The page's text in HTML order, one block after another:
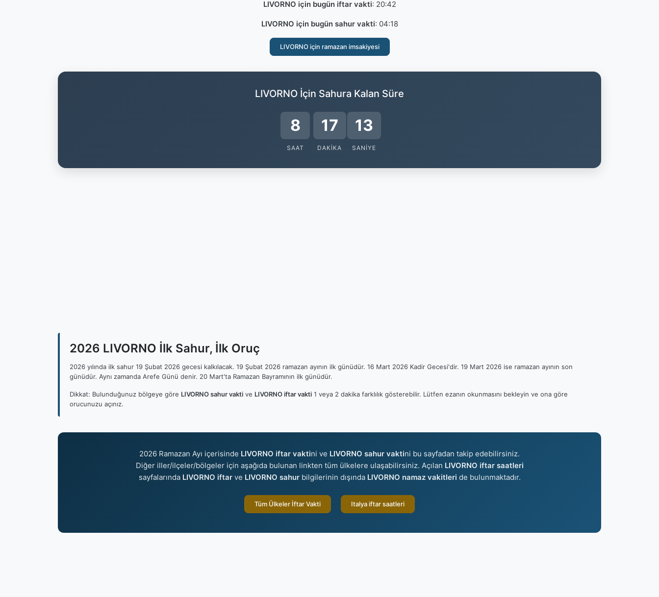
LIVORNO için bugün iftar vakti: 20:42
LIVORNO için bugün sahur vakti: 04:18
LIVORNO için ramazan imsakiyesi
LIVORNO İçin Sahura Kalan Süre
8
SAAT
17
DAKIKA
13
SANIYE
2026 LIVORNO İlk Sahur, İlk Oruç
2026 yılında ilk sahur 19 Şubat 2026 gecesi kalkılacak. 19 Şubat 2026 ramazan ayının ilk günüdür. 16 Mart 2026 Kadir Gecesi'dir. 19 Mart 2026 ise ramazan ayının son
günüdür. Aynı zamanda Arefe Günü denir. 20 Mart'ta Ramazan Bayramının ilk günüdür.
Dikkat: Bulunduğunuz bölgeye göre LIVORNO sahur vakti ve LIVORNO iftar vakti 1 veya 2 dakika farklılık gösterebilir. Lütfen ezanın okunmasını bekleyin ve ona göre
orucunuzu açınız.
2026 Ramazan Ayı içerisinde LIVORNO iftar vaktini ve LIVORNO sahur vaktini bu sayfadan takip edebilirsiniz.
Diğer iller/ilçeler/bölgeler için aşağıda bulunan linkten tüm ülkelere ulaşabilirsiniz. Açılan LIVORNO iftar saatleri
sayfalarında LIVORNO iftarve LIVORNO sahurbilgilerinin dışında LIVORNO namaz vakitleri de bulunmaktadır.
Tüm Ülkeler İftar Vakti Italya iftar saatleri